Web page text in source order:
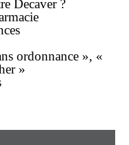
Decaver ?
ordonnance », «
»